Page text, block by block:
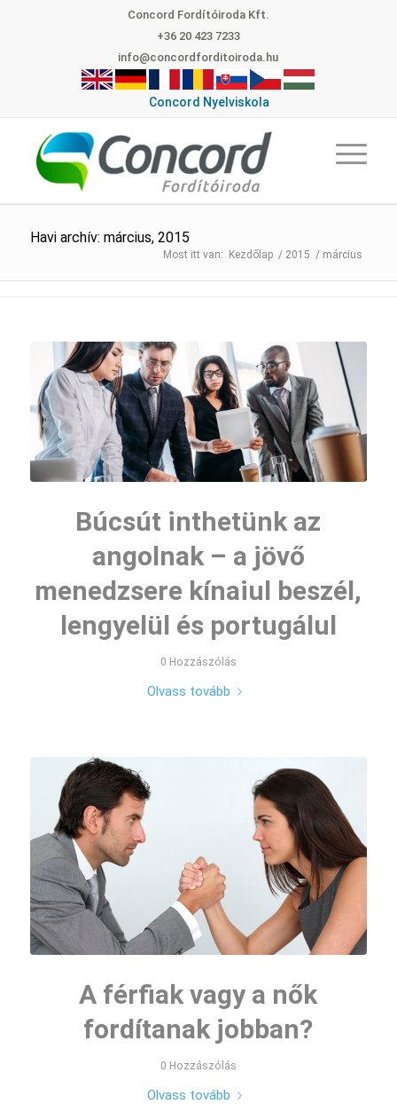
Concord Fordítóiroda Kft.
+36 20 423 7233
info@concordforditoiroda.hu
Concord Nyelviskola
Havi archív: március, 2015
Kezdőlap / 2015 / március
Búcsút inthetünk az
angolnak – a jövő
menedzsere kínaiul beszél,
lengyelül és portugálul
0 Hozzászólás
Olvass tovább
A férfiak vagy a nők
fordítanak jobban?
0 Hozzászólás
Olvass tovább